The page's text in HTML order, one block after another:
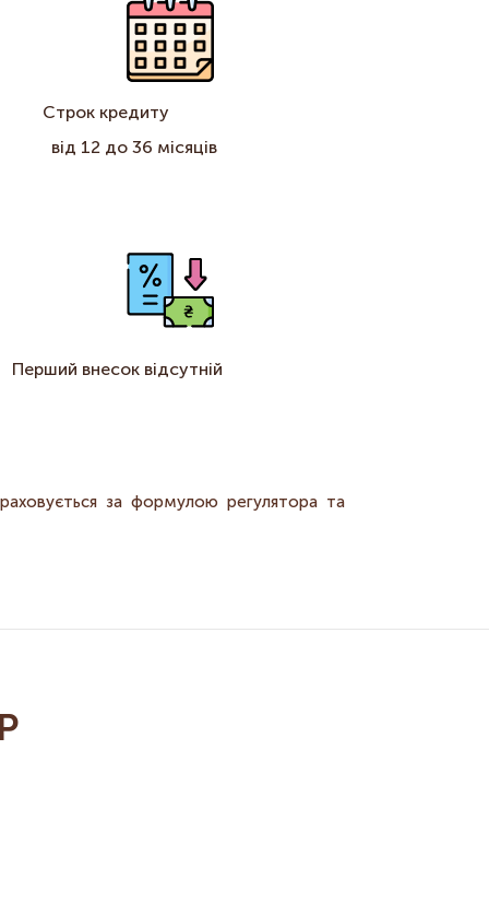
Строк кредиту
від 12 до 36 місяців
Перший внесок відсутній
за формулою регулятора та